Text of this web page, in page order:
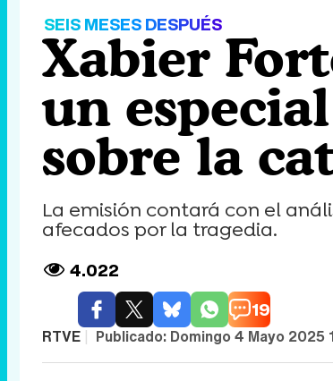
SEIS MESES DESPUÉS
Xabier
un
sobre la
La emisión contará con el
afecados por la tragedia.
4.022
19
RTVE | Publicado: Domingo 4 Mayo 2025